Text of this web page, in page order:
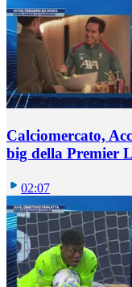
Calciomercato,
big della Premier
02:07